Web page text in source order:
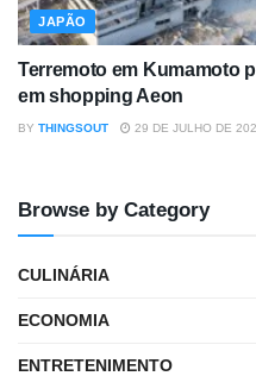
JAPÃO
Terremoto em Kumamoto
em shopping Aeon
BY THINGSOUT 29 DE JULHO DE
Browse by Category
CULINÁRIA
ECONOMIA
ENTRETENIMENTO